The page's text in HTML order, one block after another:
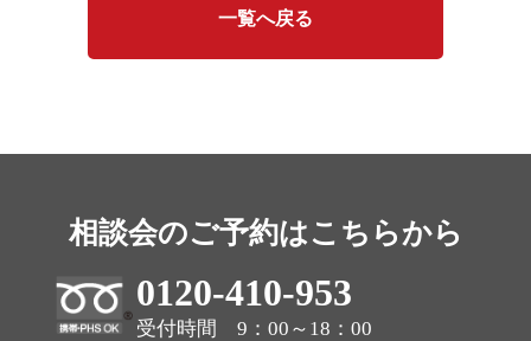
一覧へ戻る
相談会のご予約はこちらから
0120-410-953
受付時間 9：00～18：00